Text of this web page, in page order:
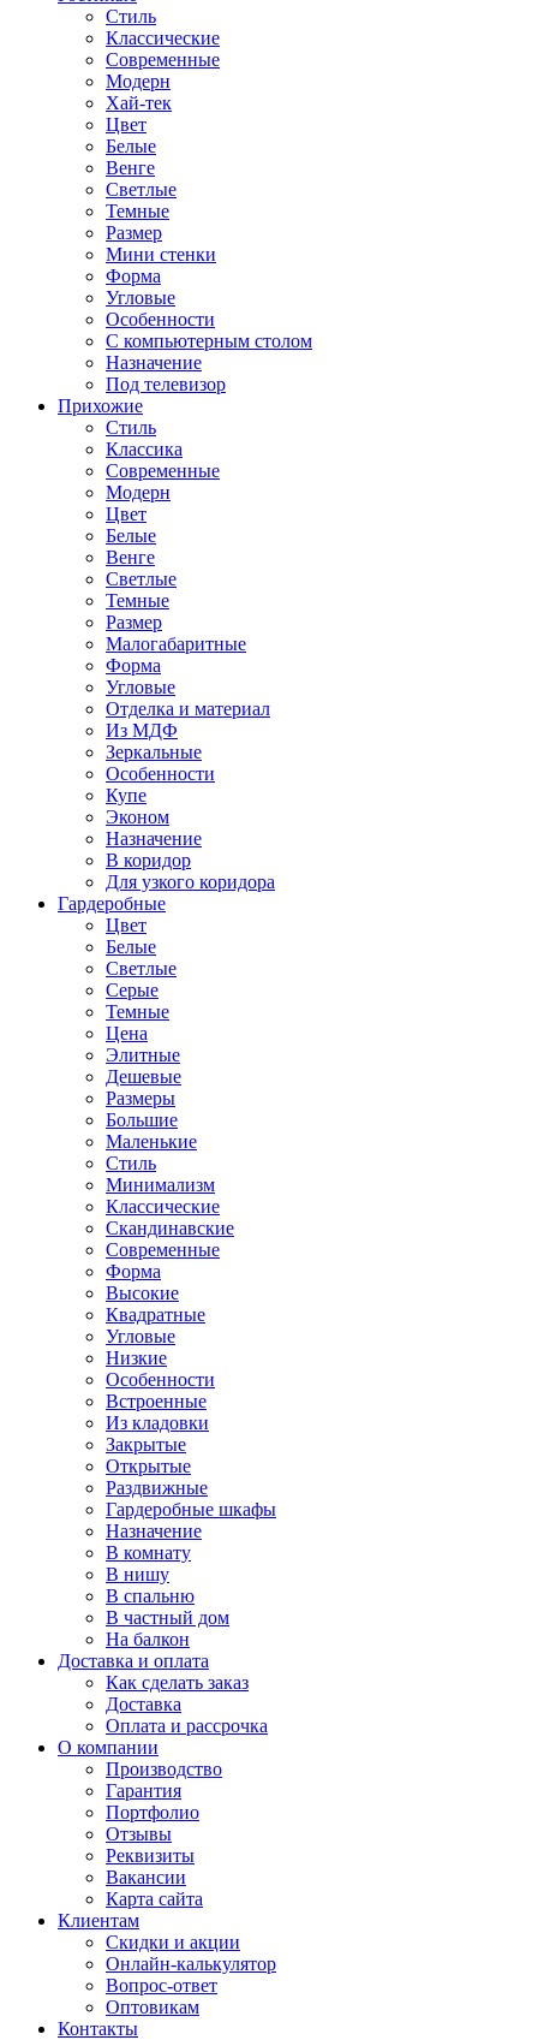
Стиль
Классические
Современные
Модерн
Хай-тек
Цвет
Белые
Венге
Светлые
Темные
Размер
Мини стенки
Форма
Угловые
Особенности
С компьютерным столом
Назначение
Под телевизор
Прихожие
Стиль
Классика
Современные
Модерн
Цвет
Белые
Венге
Светлые
Темные
Размер
Малогабаритные
Форма
Угловые
Отделка и материал
Из МДФ
Зеркальные
Особенности
Купе
Эконом
Назначение
В коридор
Для узкого коридора
Гардеробные
Цвет
Белые
Светлые
Серые
Темные
Цена
Элитные
Дешевые
Размеры
Большие
Маленькие
Стиль
Минимализм
Классические
Скандинавские
Современные
Форма
Высокие
Квадратные
Угловые
Низкие
Особенности
Встроенные
Из кладовки
Закрытые
Открытые
Раздвижные
Гардеробные шкафы
Назначение
В комнату
В нишу
В спальню
В частный дом
На балкон
Доставка и оплата
Как сделать заказ
Доставка
Оплата и рассрочка
О компании
Производство
Гарантия
Портфолио
Отзывы
Реквизиты
Вакансии
Карта сайта
Клиентам
Скидки и акции
Онлайн-калькулятор
Вопрос-ответ
Оптовикам
Контакты